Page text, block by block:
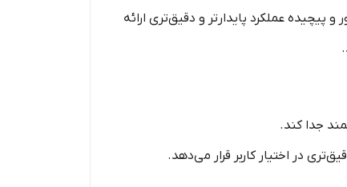
عملکرد پایدارتر و دقیق‌تری ارائه
جدا کند.
در اختیار کاربر قرار می‌دهد.